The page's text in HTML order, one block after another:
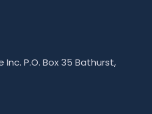
P.O. Box 35 Bathurst,